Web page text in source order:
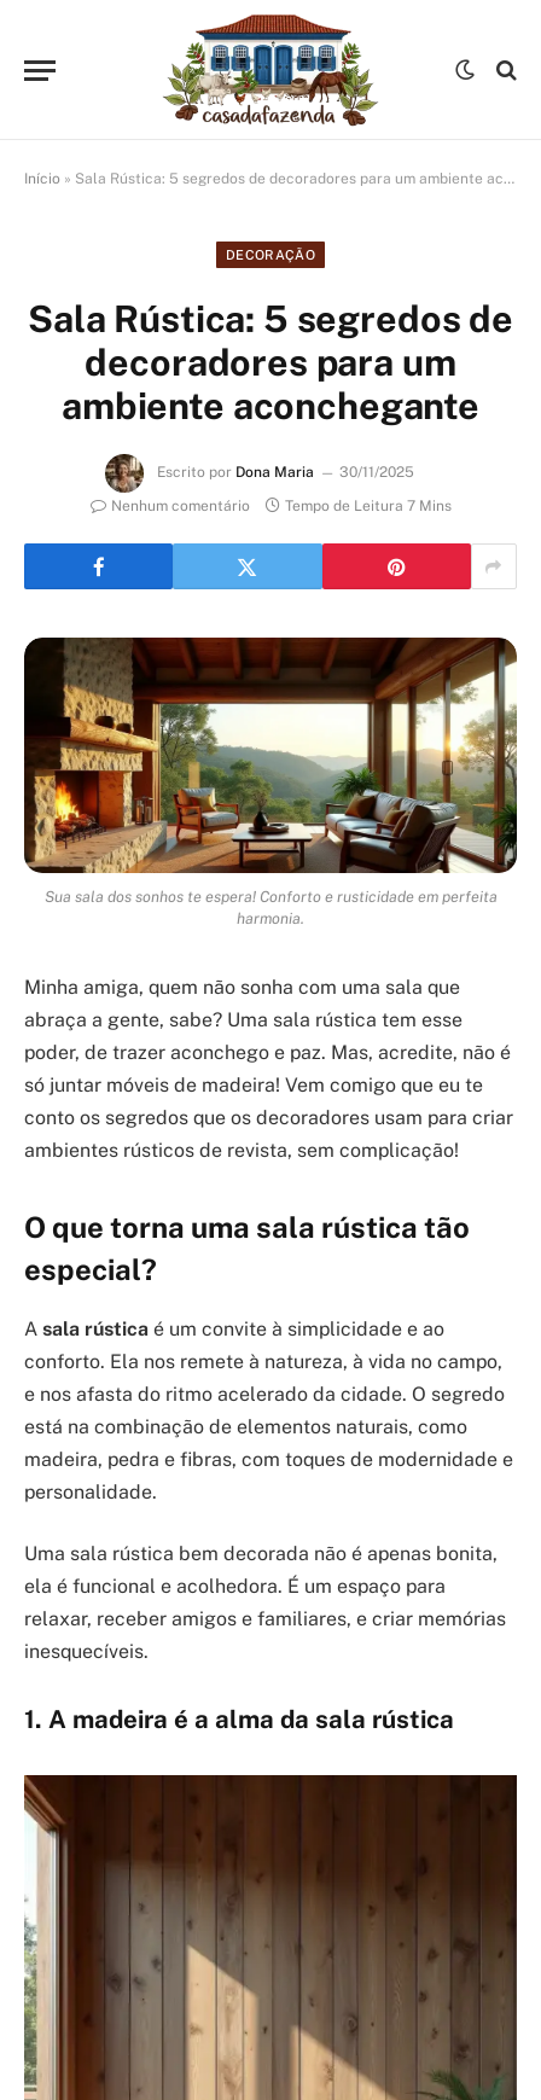
Início » Sala Rústica: 5 segredos de decoradores para um ambiente aconchegante
DECORAÇÃO
Sala Rústica: 5 segredos de
decoradores para um
ambiente aconchegante
Escrito por Dona Maria
30/11/2025
Nenhum comentário
Tempo de Leitura 7 Mins
Sua sala dos sonhos te espera! Conforto e rusticidade em perfeita
harmonia.
Minha amiga, quem não sonha com uma sala que
abraça a gente, sabe? Uma sala rústica tem esse
poder, de trazer aconchego e paz. Mas, acredite, não é
só juntar móveis de madeira! Vem comigo que eu te
conto os segredos que os decoradores usam para criar
ambientes rústicos de revista, sem complicação!
O que torna uma sala rústica tão
especial?
A sala rústica é um convite à simplicidade e ao
conforto. Ela nos remete à natureza, à vida no campo,
e nos afasta do ritmo acelerado da cidade. O segredo
está na combinação de elementos naturais, como
madeira, pedra e fibras, com toques de modernidade e
personalidade.
Uma sala rústica bem decorada não é apenas bonita,
ela é funcional e acolhedora. É um espaço para
relaxar, receber amigos e familiares, e criar memórias
inesquecíveis.
1. A madeira é a alma da sala rústica